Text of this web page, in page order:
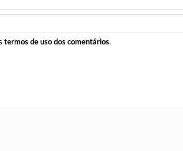
termos de uso dos comentários.